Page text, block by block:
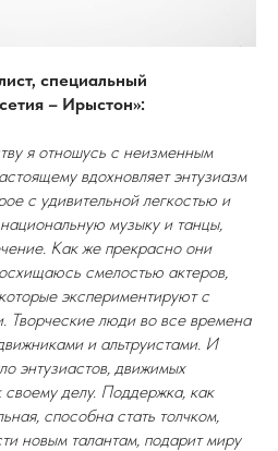
специальный
– Ирыстон»:
я отношусь с неизменным
вдохновляет энтузиазм
с удивительной легкостью и
музыку и танцы,
Как же прекрасно они
смелостью актеров,
экспериментируют с
люди во все времена
и альтруистами. И
энтузиастов, движимых
делу. Поддержка, как
способна стать толчком,
новым талантам, подарит миру